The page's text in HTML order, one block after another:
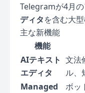
Telegramが4月の
ディタを含む大
主な新機能
機能
AIテキスト
エディタ
文法
ル、
Managed
ボッ